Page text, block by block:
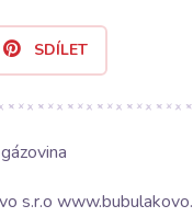
SDÍLET
s.r.o